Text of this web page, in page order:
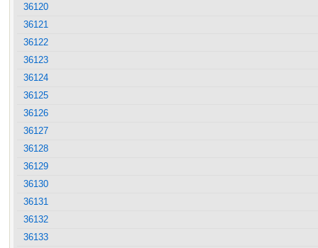
36120
36121
36122
36123
36124
36125
36126
36127
36128
36129
36130
36131
36132
36133